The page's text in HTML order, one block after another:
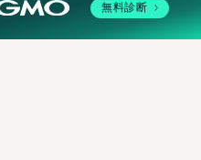
無料診断